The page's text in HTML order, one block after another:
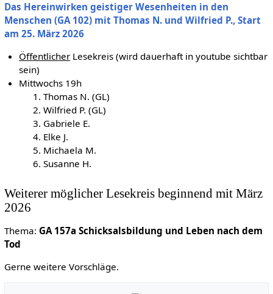
Das Hereinwirken geistiger Wesenheiten in den
Menschen (GA 102) mit Thomas N. und Wilfried P., Start
am 25. März 2026
Öffentlicher Lesekreis (wird dauerhaft in youtube sichtbar
sein)
Mittwochs 19h
Thomas N. (GL)
Wilfried P. (GL)
Gabriele E.
Elke J.
Michaela M.
Susanne H.
Weiterer möglicher Lesekreis beginnend mit März
2026
Thema: GA 157a Schicksalsbildung und Leben nach dem
Tod
Gerne weitere Vorschläge.